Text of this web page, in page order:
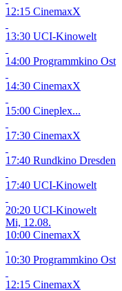
12:15 CinemaxX
13:30 UCI-Kinowelt
14:00 Programmkino Ost
14:30 CinemaxX
15:00 Cineplex...
17:30 CinemaxX
17:40 Rundkino Dresden
17:40 UCI-Kinowelt
20:20 UCI-Kinowelt
Mi, 12.08.
10:00 CinemaxX
10:30 Programmkino Ost
12:15 CinemaxX